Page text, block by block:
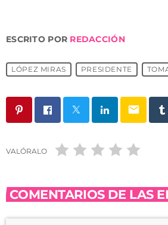
ESCRITO POR REDACCIÓN
LÓPEZ MIRAS PRESIDENTE
email
VALÓRALO
COMENTARIOS DE LAS